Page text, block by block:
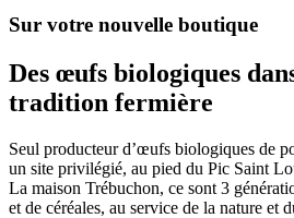
Sur votre nouvelle boutique
Des œufs biologiques
tradition fermière
Seul producteur d’œufs biologiques de
un site privilégié, au pied du Pic Saint
La maison Trébuchon, ce sont 3
et de céréales, au service de la nature et